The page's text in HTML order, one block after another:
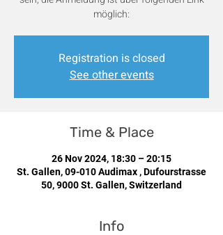
möglich:
Registration is closed
See other events
Time & Place
26 Nov 2024, 18:30 – 20:15
St. Gallen, 09-010 Audimax , Dufourstrasse
50, 9000 St. Gallen, Switzerland
Info